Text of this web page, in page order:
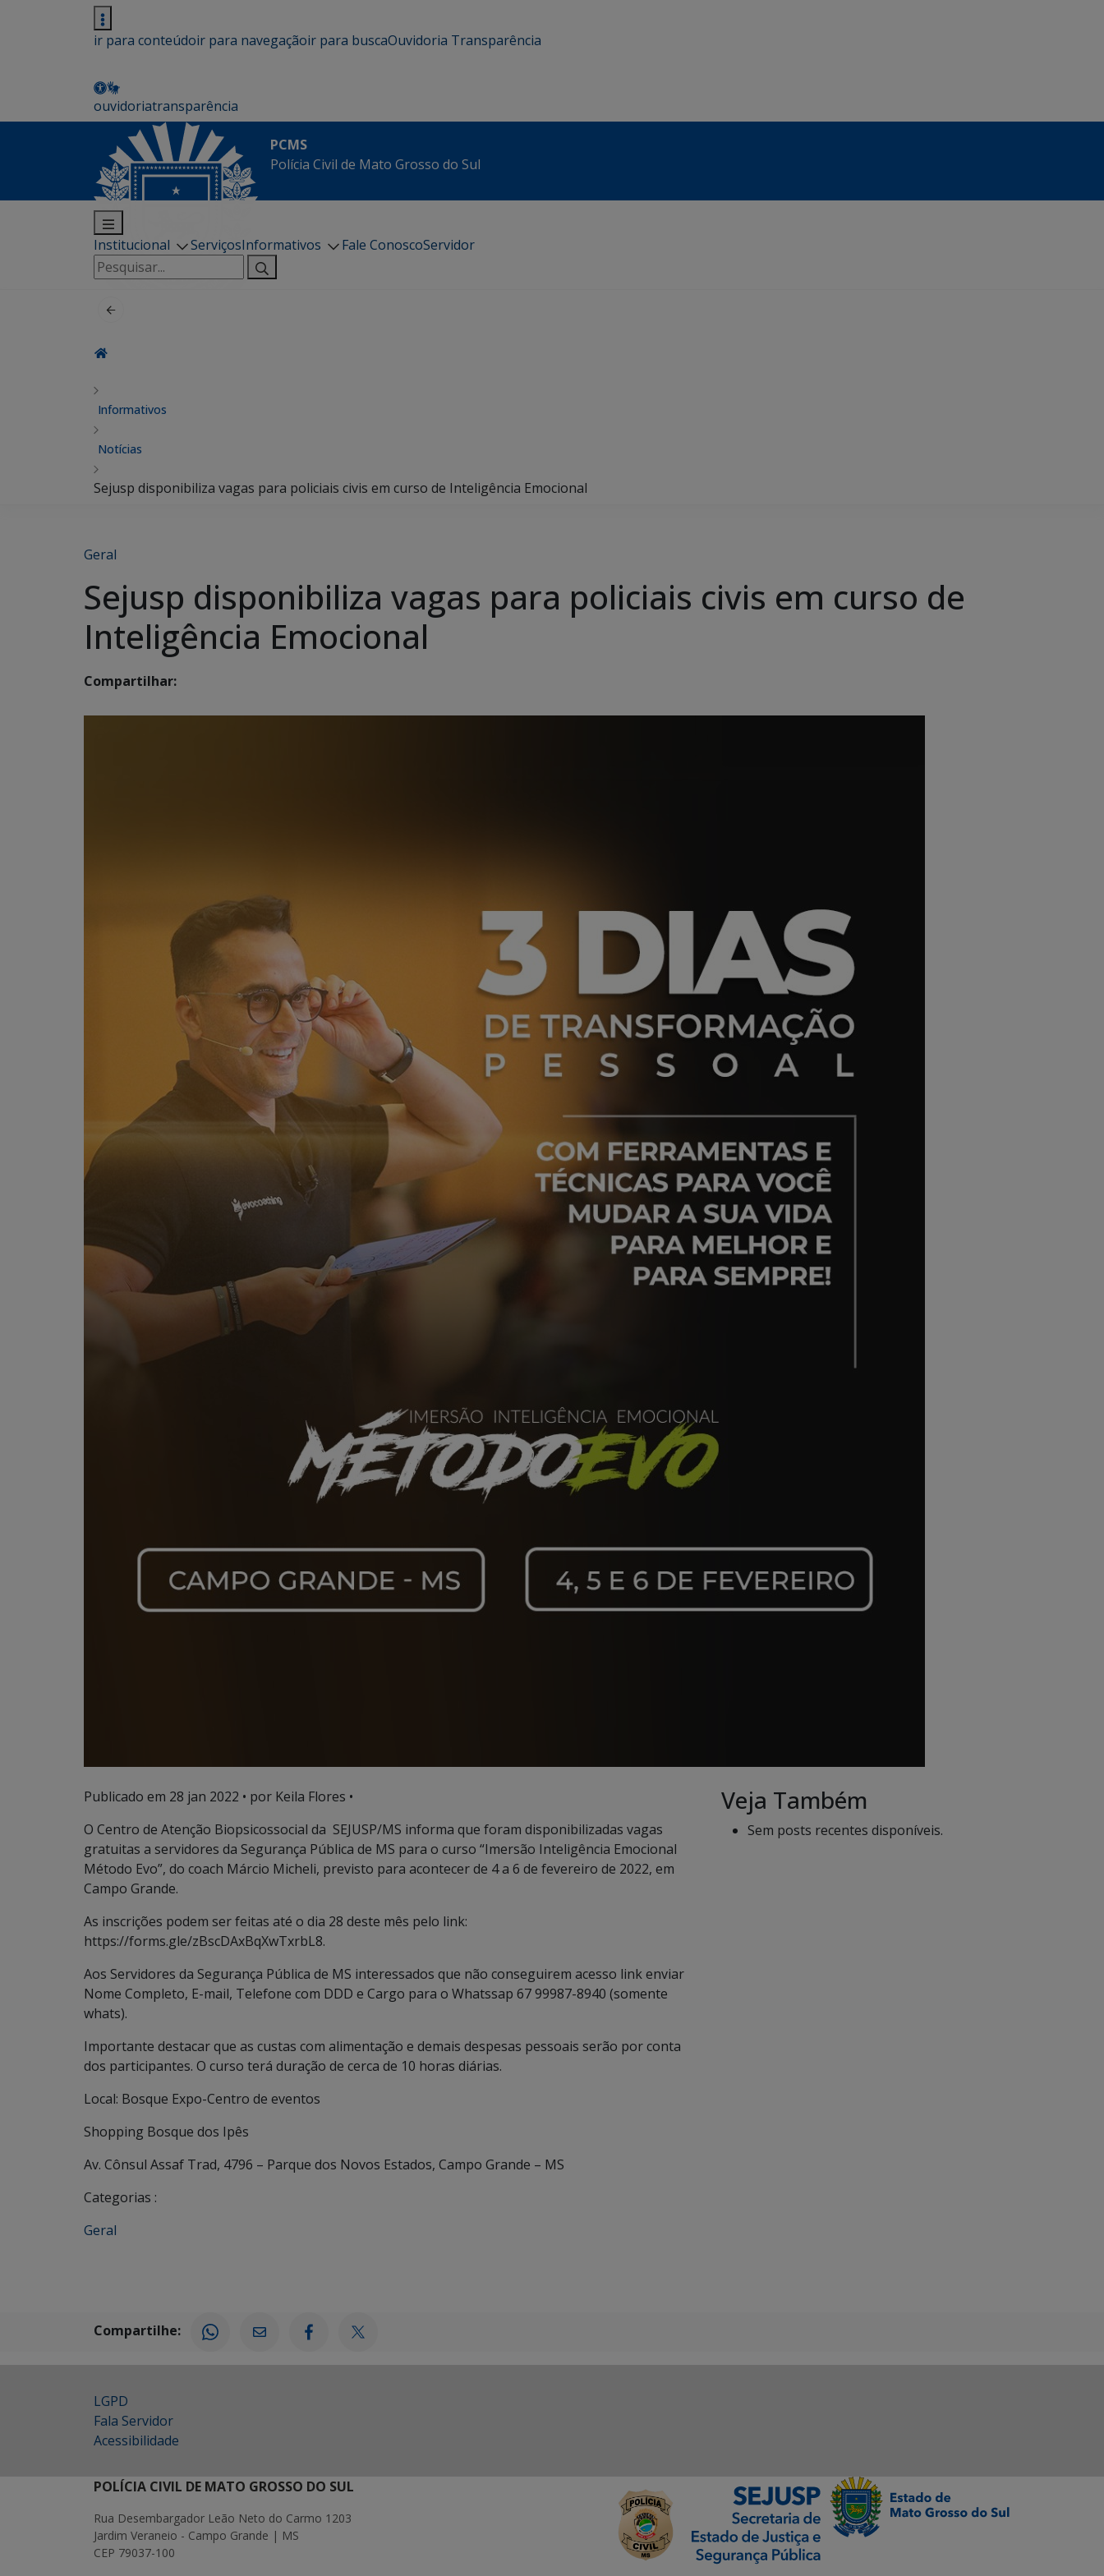
ir para conteúdoir para navegaçãoir para buscaOuvidoria Transparência
ouvidoriatransparência
PCMS
Polícia Civil de Mato Grosso do Sul
Institucional ServiçosInformativos Fale ConoscoServidor
Pesquisar
por:
Informativos
Notícias
Sejusp disponibiliza vagas para policiais civis em curso de Inteligência Emocional
Geral
Sejusp disponibiliza vagas para policiais civis em curso de
Inteligência Emocional
Compartilhar:
Publicado em 28 jan 2022 • por Keila Flores •
O Centro de Atenção Biopsicossocial da SEJUSP/MS informa que foram disponibilizadas vagas
gratuitas a servidores da Segurança Pública de MS para o curso “Imersão Inteligência Emocional
Método Evo”, do coach Márcio Micheli, previsto para acontecer de 4 a 6 de fevereiro de 2022, em
Campo Grande.
As inscrições podem ser feitas até o dia 28 deste mês pelo link:
https://forms.gle/zBscDAxBqXwTxrbL8.
Aos Servidores da Segurança Pública de MS interessados que não conseguirem acesso link enviar
Nome Completo, E-mail, Telefone com DDD e Cargo para o Whatssap 67 99987-8940 (somente
whats).
Importante destacar que as custas com alimentação e demais despesas pessoais serão por conta
dos participantes. O curso terá duração de cerca de 10 horas diárias.
Local: Bosque Expo-Centro de eventos
Shopping Bosque dos Ipês
Av. Cônsul Assaf Trad, 4796 – Parque dos Novos Estados, Campo Grande – MS
Categorias :
Geral
Veja Também
Sem posts recentes disponíveis.
Compartilhe:
LGPD
Fala Servidor
Acessibilidade
POLÍCIA CIVIL DE MATO GROSSO DO SUL
Rua Desembargador Leão Neto do Carmo 1203
Jardim Veraneio - Campo Grande | MS
CEP 79037-100